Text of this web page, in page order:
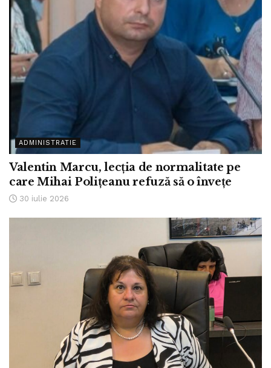
ADMINISTRATIE
Valentin Marcu, lecția de normalitate pe
care Mihai Polițeanu refuză să o învețe
30 iulie 2026